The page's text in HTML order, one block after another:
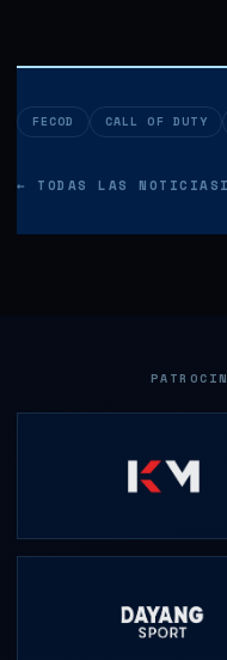
FECOD CALL OF DUTY
← TODAS LAS NOTICIAS